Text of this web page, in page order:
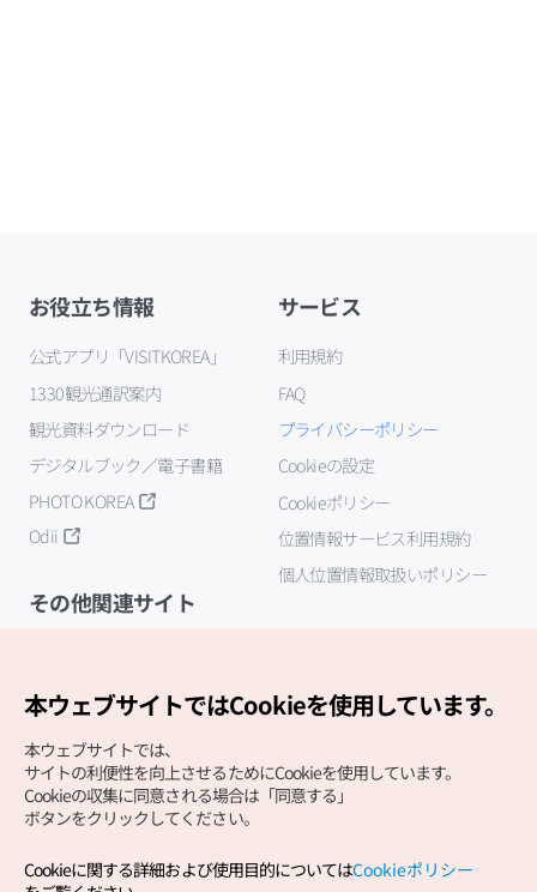
お役立ち情報
公式アプリ「VISITKOREA」
1330観光通訳案内
観光資料ダウンロード
デジタルブック／電子書籍
PHOTO KOREA
Odii
サービス
利用規約
FAQ
プライバシーポリシー
Cookieの設定
Cookieポリシー
位置情報サービス利用規約
個人位置情報取扱いポリシー
その他関連サイト
Copyright (c) Korea Tourism Organization All Rights
本ウェブサイトではCookieを使用しています。
本ウェブサイトでは、
サイトの利便性を向上させるためにCookieを使用しています。
Cookieの収集に同意される場合は「同意する」
ボタンをクリックしてください。
Cookieに関する詳細および使用目的についてはCookieポリシー